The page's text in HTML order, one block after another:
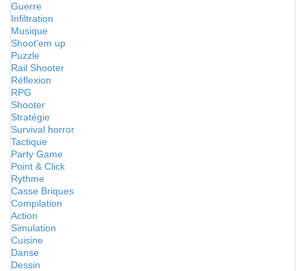
Guerre
Infiltration
Musique
Shoot'em up
Puzzle
Rail Shooter
Réflexion
RPG
Shooter
Stratégie
Survival horror
Tactique
Party Game
Point & Click
Rythme
Casse Briques
Compilation
Action
Simulation
Cuisine
Danse
Dessin